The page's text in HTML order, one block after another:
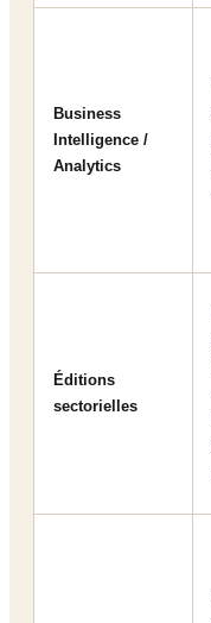
Business
Intelligence /
Analytics
Éditions
sectorielles